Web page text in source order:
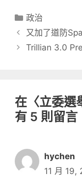
分
類
政治
又加了道防
Trillian 3.0
在〈立委選
有 5 則留言
hychen
11 月 19,